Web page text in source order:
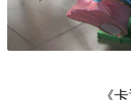
《